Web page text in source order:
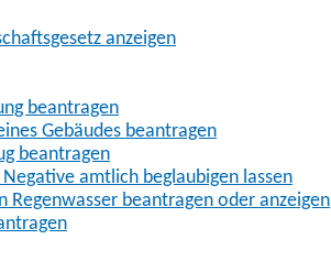
anzeigen
beantragen
Gebäudes beantragen
beantragen
amtlich beglaubigen lassen
Regenwasser beantragen oder anzeigen